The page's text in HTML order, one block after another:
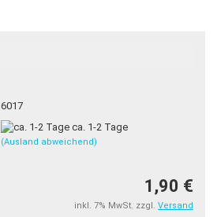
6017
ca. 1-2 Tage
(Ausland abweichend)
1,90 €
inkl. 7% MwSt. zzgl. Versand